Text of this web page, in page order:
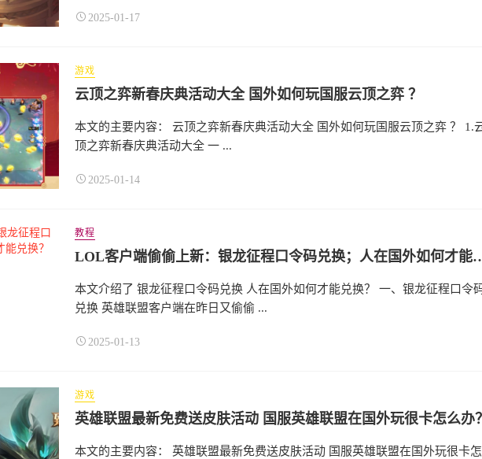
2025-01-17
游戏
云顶之弈新春庆典活动大全 国外如何玩国服云顶之弈 ？
本文的主要内容： 云顶之弈新春庆典活动大全 国外如何玩国服云顶之弈 ？ 1.
顶之弈新春庆典活动大全 一 ...
2025-01-14
教程
LOL客户端偷偷上新：银龙征程口令
本文介绍了 银龙征程口令码兑换 人在国外如何才能兑换？ 一、银龙征程口令
兑换 英雄联盟客户端在昨日又偷偷 ...
2025-01-13
游戏
英雄联盟最新免费送皮肤活动 国服英雄联盟在国外玩很卡怎么办？
本文的主要内容： 英雄联盟最新免费送皮肤活动 国服英雄联盟在国外玩很卡怎